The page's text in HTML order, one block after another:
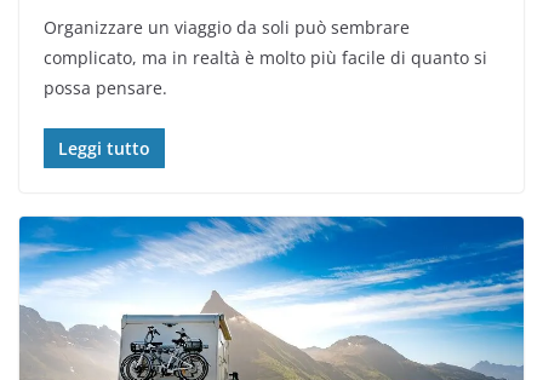
Organizzare un viaggio da soli può sembrare
complicato, ma in realtà è molto più facile di quanto si
possa pensare.
Leggi tutto